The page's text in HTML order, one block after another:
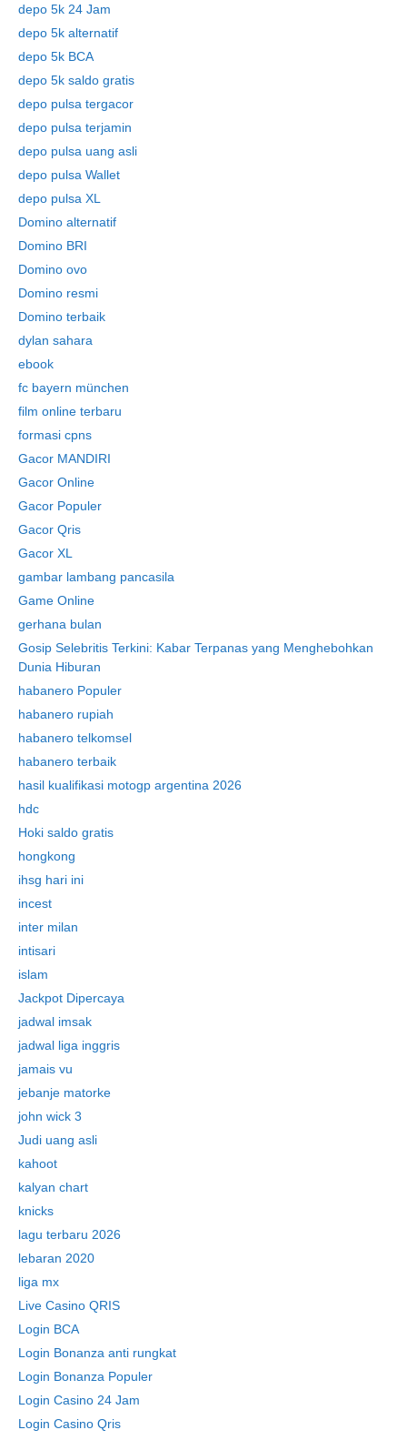
depo 5k 24 Jam
depo 5k alternatif
depo 5k BCA
depo 5k saldo gratis
depo pulsa tergacor
depo pulsa terjamin
depo pulsa uang asli
depo pulsa Wallet
depo pulsa XL
Domino alternatif
Domino BRI
Domino ovo
Domino resmi
Domino terbaik
dylan sahara
ebook
fc bayern münchen
film online terbaru
formasi cpns
Gacor MANDIRI
Gacor Online
Gacor Populer
Gacor Qris
Gacor XL
gambar lambang pancasila
Game Online
gerhana bulan
Gosip Selebritis Terkini: Kabar Terpanas yang Menghebohkan
Dunia Hiburan
habanero Populer
habanero rupiah
habanero telkomsel
habanero terbaik
hasil kualifikasi motogp argentina 2026
hdc
Hoki saldo gratis
hongkong
ihsg hari ini
incest
inter milan
intisari
islam
Jackpot Dipercaya
jadwal imsak
jadwal liga inggris
jamais vu
jebanje matorke
john wick 3
Judi uang asli
kahoot
kalyan chart
knicks
lagu terbaru 2026
lebaran 2020
liga mx
Live Casino QRIS
Login BCA
Login Bonanza anti rungkat
Login Bonanza Populer
Login Casino 24 Jam
Login Casino Qris